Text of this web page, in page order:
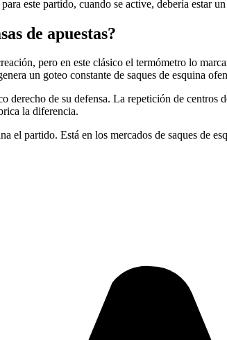
este partido, cuando se active, debería estar
de apuestas?
pero en este clásico el termómetro lo
un goteo constante de saques de esquina
de su defensa. La repetición de centros
la diferencia.
el partido. Está en los mercados de saques de